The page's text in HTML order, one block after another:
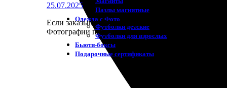
Пазлы магнитные
Одежда с Фото
Футболки детские
Футболки для взрослых
Бьюти-боксы
Подарочные сертификаты
25.07.2025
Если заказывали печать фото 15х15, могу сказать,
Фотографии получили в срок, качество на